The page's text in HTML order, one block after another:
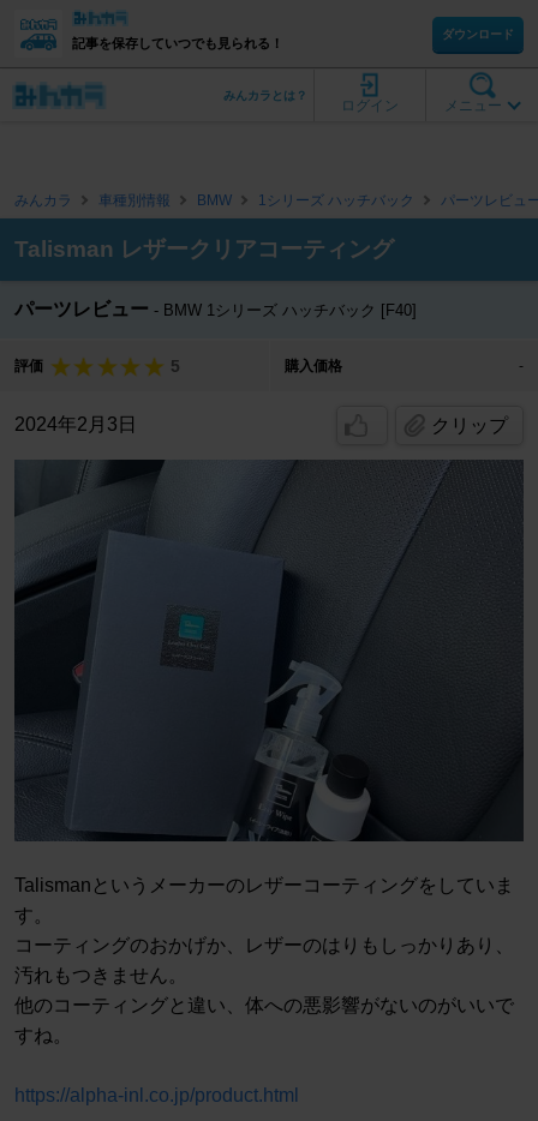
記事を保存していつでも見られる！
ダウンロード
メニュー
ログイン
みんカラとは？
みんカラ 車種別情報 BMW 1シリーズ ハッチバック パーツレビュ
Talisman レザークリアコーティング
パーツレビュー BMW 1シリーズ ハッチバック [F40]
評価 5 購入価格 -
2024年2月3日 クリップ
Talismanというメーカーのレザーコーティングをしていま
す。
コーティングのおかげか、レザーのはりもしっかりあり、
汚れもつきません。
他のコーティングと違い、体への悪影響がないのがいいで
すね。
https://alpha-inl.co.jp/product.html